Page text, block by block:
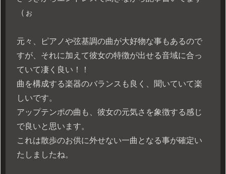
（ぉ
元々、ピアノや弦基調の曲が大好物な事もあるので
すが、それに加えて彼女の特徴が出せる音域に合っ
ていて凄く良い！！
曲を構成する楽器のバランスも良く、聞いていて楽
しいです。
アップテンポの曲も、彼女の元気さを象徴する感じ
で良いと思います。
これは散歩のお供に外せない一曲となる事が確定い
たしましたね。